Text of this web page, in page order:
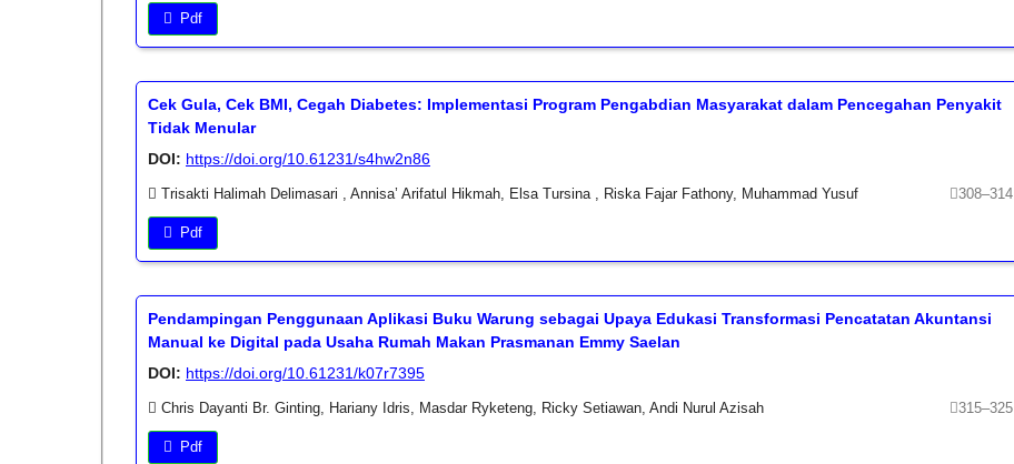
Pdf
Cek Gula, Cek BMI, Cegah Diabetes: Implementasi Program Pengabdian Masyarakat dalam Pencegahan Penyakit
Tidak Menular
DOI: https://doi.org/10.61231/s4hw2n86
Trisakti Halimah Delimasari , Annisa’ Arifatul Hikmah, Elsa Tursina , Riska Fajar Fathony, Muhammad Yusuf 308–314
Pdf
Pendampingan Penggunaan Aplikasi Buku Warung sebagai Upaya Edukasi Transformasi Pencatatan Akuntansi
Manual ke Digital pada Usaha Rumah Makan Prasmanan Emmy Saelan
DOI: https://doi.org/10.61231/k07r7395
Chris Dayanti Br. Ginting, Hariany Idris, Masdar Ryketeng, Ricky Setiawan, Andi Nurul Azisah 315–325
Pdf